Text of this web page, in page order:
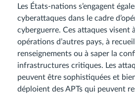
Les États-nations s’engagent
cyberattaques dans le cadre
cyberguerre. Ces attaques visent
opérations d’autres pays, à
renseignements ou à saper la
infrastructures critiques. Les
peuvent être sophistiquées et
déploient des APTs qui peuvent